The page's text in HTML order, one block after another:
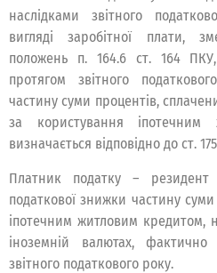
наслідками звітного
вигляді заробітної плати,
положень п. 164.6 ст. 164
протягом звітного
частину суми процентів,
за користування
визначається відповідно до ст.
Платник податку –
податкової знижки частину
іпотечним житловим кредитом,
іноземній валютах,
звітного податкового року.